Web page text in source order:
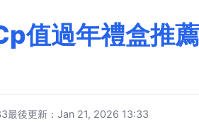
值過年禮盒推
最後更新：Jan 21, 2026 13:33